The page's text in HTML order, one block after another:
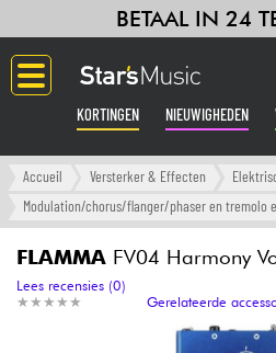
BETAAL IN 24
KORTINGEN NIEUWIGHEDEN
Langue
Versterker & Effecten
Toetsenbord & Piano
Accueil Versterker & Effecten
Modulation/chorus/flanger/phaser en tremolo
FLAMMA FV04 Harmony
★ ★ ★ ★ ★
★ ★ ★ ★ ★
Lees recensies (0)
Gerelateerde